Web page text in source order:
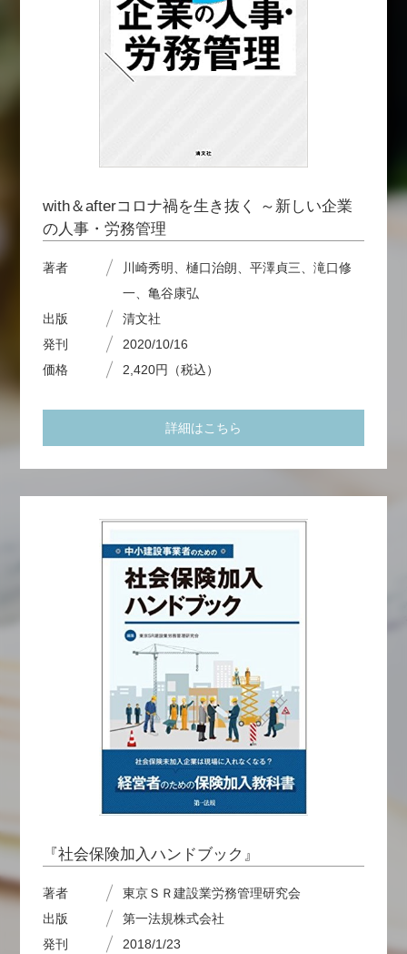
with＆afterコロナ禍を生き抜く ～新しい企業
の人事・労務管理
著者
川崎秀明、樋口治朗、平澤貞三、滝口修
一、亀谷康弘
出版
清文社
発刊
2020/10/16
価格
2,420円（税込）
詳細はこちら
『社会保険加入ハンドブック』
著者
東京ＳＲ建設業労務管理研究会
出版
第一法規株式会社
発刊
2018/1/23